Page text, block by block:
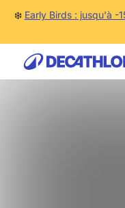
❄️ Early Birds : jusqu'à -